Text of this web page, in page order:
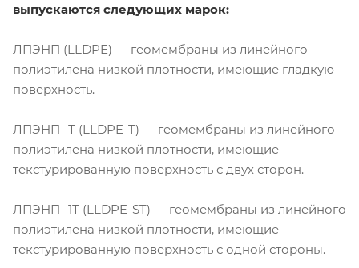
выпускаются следующих марок:
ЛПЭНП (LLDPE) — геомембраны из линейного
полиэтилена низкой плотности, имеющие гладкую
поверхность.
ЛПЭНП -Т (LLDPE-T) — геомембраны из линейного
полиэтилена низкой плотности, имеющие
текстурированную поверхность с двух сторон.
ЛПЭНП -1Т (LLDPE-ST) — геомембраны из линейного
полиэтилена низкой плотности, имеющие
текстурированную поверхность с одной стороны.